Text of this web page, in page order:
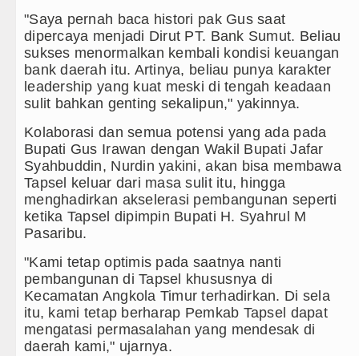
Ketua GRIB Jaya Labuhanbatu Gelar
Gubernur Bobby Nasution Minta Kepala
"Saya pernah baca histori pak Gus saat
dipercaya menjadi Dirut PT. Bank Sumut. Beliau
sukses menormalkan kembali kondisi keuangan
bank daerah itu. Artinya, beliau punya karakter
leadership yang kuat meski di tengah keadaan
sulit bahkan genting sekalipun," yakinnya.
Kolaborasi dan semua potensi yang ada pada
Bupati Gus Irawan dengan Wakil Bupati Jafar
Syahbuddin, Nurdin yakini, akan bisa membawa
Tapsel keluar dari masa sulit itu, hingga
menghadirkan akselerasi pembangunan seperti
ketika Tapsel dipimpin Bupati H. Syahrul M
Pasaribu.
"Kami tetap optimis pada saatnya nanti
pembangunan di Tapsel khususnya di
Kecamatan Angkola Timur terhadirkan. Di sela
itu, kami tetap berharap Pemkab Tapsel dapat
mengatasi permasalahan yang mendesak di
daerah kami," ujarnya.